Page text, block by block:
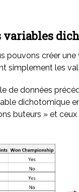
variables
pouvons créer
simplement les
de données
dichotomique
buteurs » et